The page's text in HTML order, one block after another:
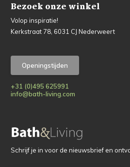
Bezoek onze winkel
Volop inspiratie!
Kerkstraat 78, 6031 CJ Nederweert
Openingstijden
+31 (0)495 625991
info@bath-living.com
Schrijf je in voor de nieuwsbrief en